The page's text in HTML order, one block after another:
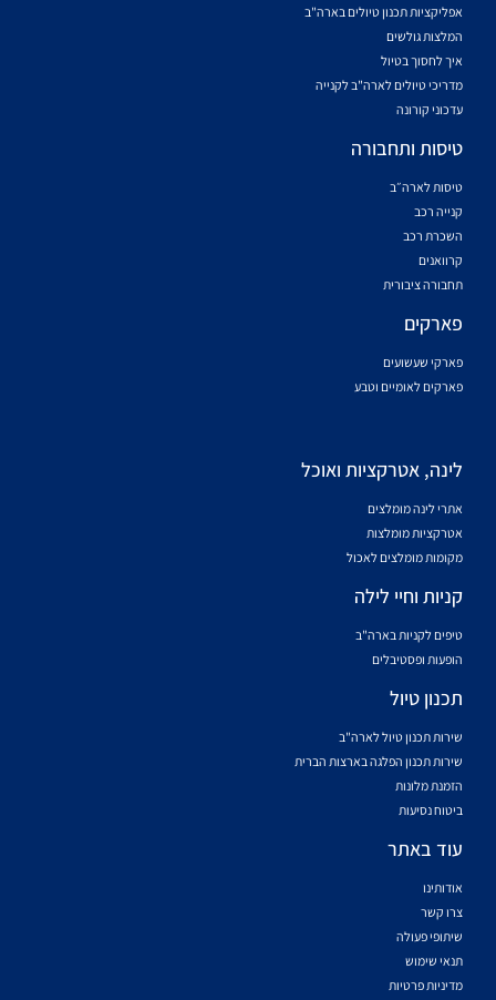
אפליקציות תכנון טיולים בארה"ב
המלצות גולשים
איך לחסוך בטיול
מדריכי טיולים לארה"ב לקנייה
עדכוני קורונה
טיסות ותחבורה
טיסות לארה״ב
קנייה רכב
השכרת רכב
קרוואנים
תחבורה ציבורית
פארקים
פארקי שעשועים
פארקים לאומיים וטבע
לינה, אטרקציות ואוכל
אתרי לינה מומלצים
אטרקציות מומלצות
מקומות מומלצים לאכול
קניות וחיי לילה
טיפים לקניות בארה"ב
הופעות ופסטיבלים
תכנון טיול
שירות תכנון טיול לארה"ב
שירות תכנון הפלגה בארצות הברית
הזמנת מלונות
ביטוח נסיעות
עוד באתר
אודותינו
צרו קשר
שיתופי פעולה
תנאי שימוש
מדיניות פרטיות